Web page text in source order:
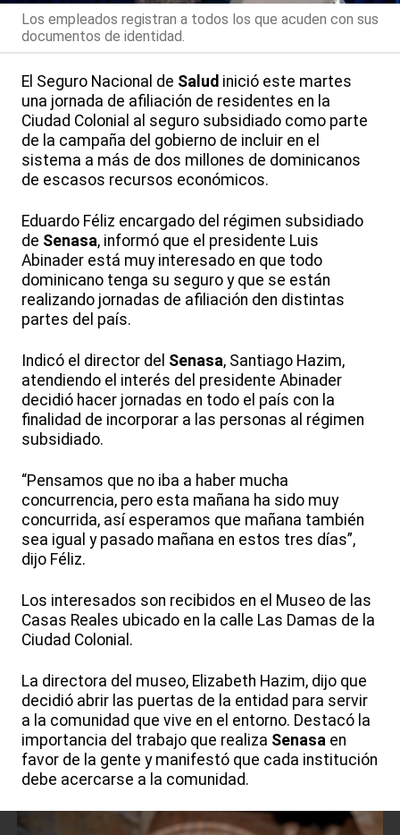
Los empleados registran a todos los que acuden con sus
documentos de identidad.
El Seguro Nacional de Salud inició este martes
una jornada de afiliación de residentes en la
Ciudad Colonial al seguro subsidiado como parte
de la campaña del gobierno de incluir en el
sistema a más de dos millones de dominicanos
de escasos recursos económicos.
Eduardo Féliz encargado del régimen subsidiado
de Senasa, informó que el presidente Luis
Abinader está muy interesado en que todo
dominicano tenga su seguro y que se están
realizando jornadas de afiliación den distintas
partes del país.
Indicó el director del Senasa, Santiago Hazim,
atendiendo el interés del presidente Abinader
decidió hacer jornadas en todo el país con la
finalidad de incorporar a las personas al régimen
subsidiado.
“Pensamos que no iba a haber mucha
concurrencia, pero esta mañana ha sido muy
concurrida, así esperamos que mañana también
sea igual y pasado mañana en estos tres días”,
dijo Féliz.
Los interesados son recibidos en el Museo de las
Casas Reales ubicado en la calle Las Damas de la
Ciudad Colonial.
La directora del museo, Elizabeth Hazim, dijo que
decidió abrir las puertas de la entidad para servir
a la comunidad que vive en el entorno. Destacó la
importancia del trabajo que realiza Senasa en
favor de la gente y manifestó que cada institución
debe acercarse a la comunidad.